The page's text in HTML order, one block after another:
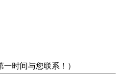
时间与您联系！）